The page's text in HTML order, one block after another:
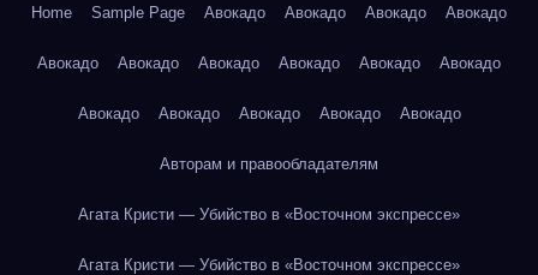
Home Sample Page Авокадо Авокадо Авокадо Авокадо
Авокадо Авокадо Авокадо Авокадо Авокадо Авокадо
Авокадо Авокадо Авокадо Авокадо Авокадо
Авторам и правообладателям
Агата Кристи — Убийство в «Восточном экспрессе»
Агата Кристи — Убийство в «Восточном экспрессе»